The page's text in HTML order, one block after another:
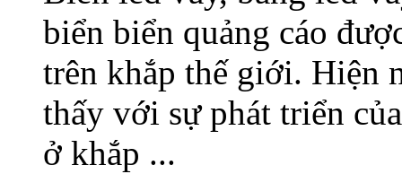
biển biển quảng cáo
trên khắp thế giới. Hiện
thấy với sự phát triển
ở khắp ...